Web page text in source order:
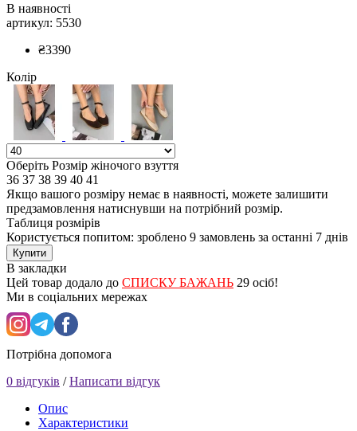
В наявності
артикул: 5530
₴3390
Колір
Оберіть Розмір жіночого взуття
36 37 38 39 40 41
Якщо вашого розміру немає в наявності, можете залишити
предзамовлення натиснувши на потрібний розмір.
Таблиця розмірів
Користується попитом: зроблено 9 замовлень за останні 7 днів
Купити
В закладки
Цей товар додало до СПИСКУ БАЖАНЬ 29 осіб!
Ми в соціальних мережах
Потрібна допомога
0 відгуків /Написати відгук
Опис
Характеристики